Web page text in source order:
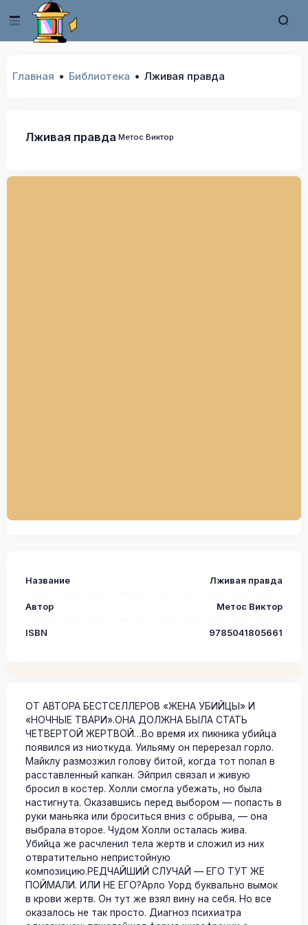
Главная Библиотека Лживая правда
Лживая правда Метос Виктор
Название Лживая правда
Автор Метос Виктор
ISBN 9785041805661
ОТ АВТОРА БЕСТСЕЛЛЕРОВ «ЖЕНА УБИЙЦЫ» И
«НОЧНЫЕ ТВАРИ».ОНА ДОЛЖНА БЫЛА СТАТЬ
ЧЕТВЕРТОЙ ЖЕРТВОЙ…Во время их пикника убийца
появился из ниоткуда. Уильяму он перерезал горло.
Майклу размозжил голову битой, когда тот попал в
расставленный капкан. Эйприл связал и живую
бросил в костер. Холли смогла убежать, но была
настигнута. Оказавшись перед выбором — попасть в
руки маньяка или броситься вниз с обрыва, — она
выбрала второе. Чудом Холли осталась жива.
Убийца же расчленил тела жертв и сложил из них
отвратительно непристойную
композицию.РЕДЧАЙШИЙ СЛУЧАЙ — ЕГО ТУТ ЖЕ
ПОЙМАЛИ. ИЛИ НЕ ЕГО?Арло Уорд буквально вымок
в крови жертв. Он тут же взял вину на себя. Но все
оказалось не так просто. Диагноз психиатра